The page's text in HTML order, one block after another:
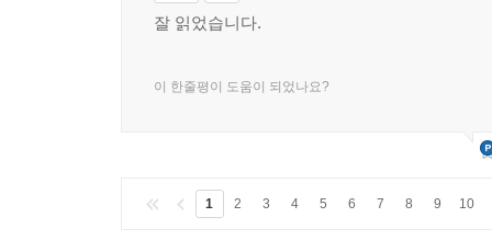
잘 읽었습니다.
이 한줄평이 도움이 되었나요?
1 2 3 4 5 6 7 8 9 10